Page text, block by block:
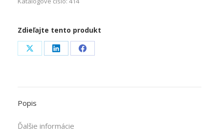
Zdieľajte tento produkt
Share
X
Share
LinkedIn
Share
Facebook
Popis
Ďalšie informácie